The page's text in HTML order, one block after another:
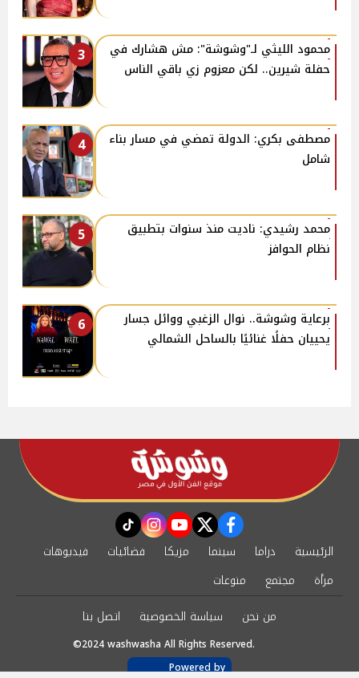
3
محمود الليثي لـ"وشوشة": مش هشارك في
حفلة شيرين.. لكن معزوم زي باقي الناس
4
مصطفى بكري: الدولة تمضي في مسار بناء
شامل
5
محمد رشيدي: ناديت منذ سنوات بتطبيق
نظام الحوافز
6
برعاية وشوشة.. نوال الزغبي ووائل جسار
يحييان حفلًا غنائيًا بالساحل الشمالي
facebook
twitter
youtube
instagram
tiktok
الرئيسية دراما سينما مزيكا فضائيات
فيديوهات
مرأة
مجتمع
منوعات
من نحن
سياسة الخصوصية اتصل بنا
©2024 washwasha All Rights Reserved.
Powered by